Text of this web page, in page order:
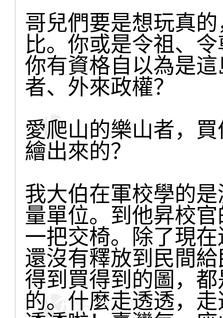
哥兒們要是想玩真
比。你或是令祖、
你有資格自以為是
者、外來政權？
愛爬山的樂山者，
繪出來的？
我大伯在軍校學的
量單位。到他昇校
一把交椅。除了現
還沒有釋放到民間
得到買得到的圖，
的。什麼走透透，